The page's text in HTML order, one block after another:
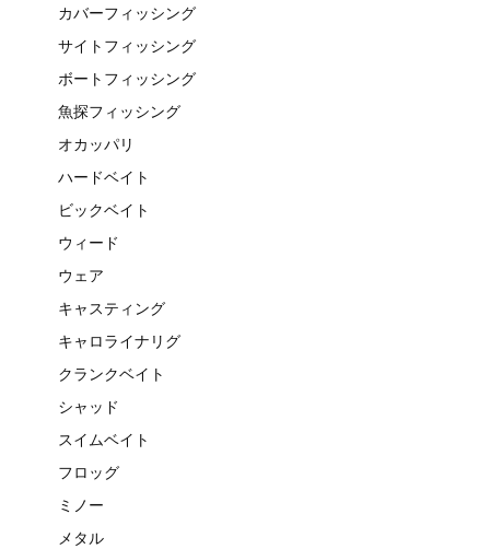
カバーフィッシング
サイトフィッシング
ボートフィッシング
魚探フィッシング
オカッパリ
ハードベイト
ビックベイト
ウィード
ウェア
キャスティング
キャロライナリグ
クランクベイト
シャッド
スイムベイト
フロッグ
ミノー
メタル